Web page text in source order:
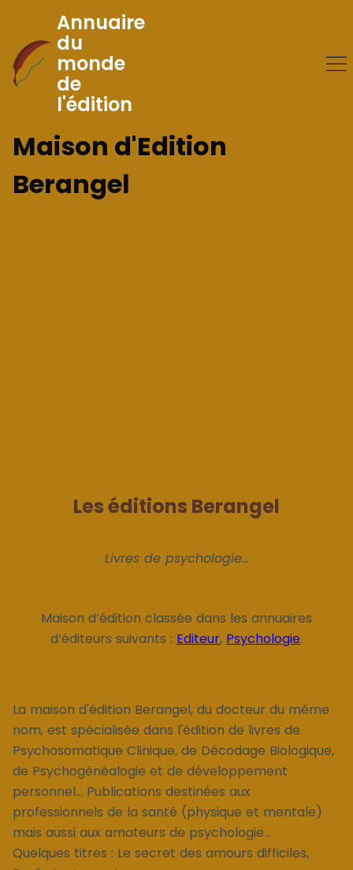
Skip
to
Content
Annuaire
du
monde
de
l'édition
Maison d'Edition
Berangel
Les éditions Berangel
Livres de psychologie...
Maison d’édition classée dans les annuaires
d’éditeurs suivants : Editeur, Psychologie.
La maison d'édition Berangel, du docteur du même
nom, est spécialisée dans l'édition de livres de
Psychosomatique Clinique, de Décodage Biologique,
de Psychogénéalogie et de développement
personnel... Publications destinées aux
professionnels de la santé (physique et mentale)
mais aussi aux amateurs de psychologie...
Quelques titres : Le secret des amours difficiles,